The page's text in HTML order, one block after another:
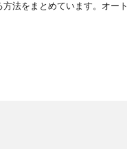
法をまとめています。オート